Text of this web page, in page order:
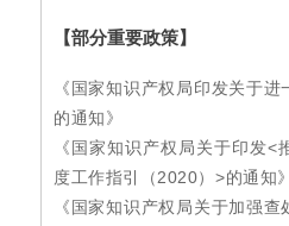
【部分重要政策】
《国家知识产权局印发关于
的通知》
《国家知识产权局关于印发
度工作指引（2020）>的通知》
《国家知识产权局关于加强